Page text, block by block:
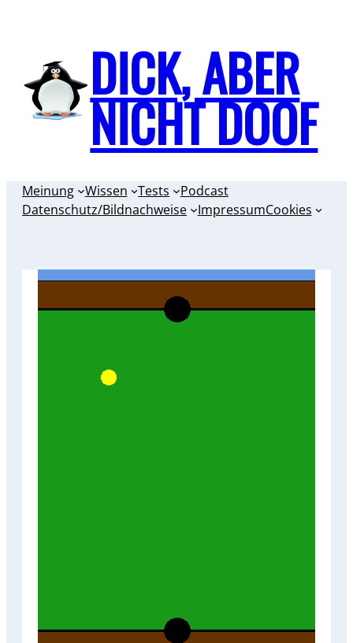
springen
DICK, ABER
NICHT DOOF
Meinung Wissen Tests
Podcast
Datenschutz/Bildnachweise
ImpressumCookies